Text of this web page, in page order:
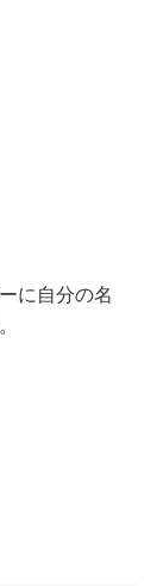
に自分の名